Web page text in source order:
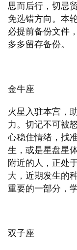
思而后行，切忌
免选错方向。本
必提前备份文件
多多留存备份。
金牛座
火星入驻本宫，
力。切记不可被
心稳住情绪，找
生，或是星盘星
附近的人，正处
大，近期发生的
重要的一部分，
双子座